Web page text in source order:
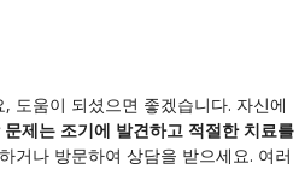
도움이 되셨으면 좋겠습니다. 자신에
제는 조기에 발견하고 적절한 치료를
거나 방문하여 상담을 받으세요. 여러